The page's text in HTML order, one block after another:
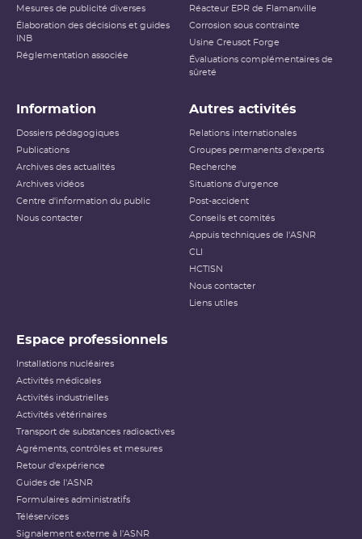
Niveau 5
Accident grave
Niveau 7 Accident majeur
L’échelle INES (International Nuclear and Radiological
au public l’importance d’un événement vis-à-vis de la
sûreté ou de la radioprotection. Cette échelle est
applicable aux événements survenant sur les
événements ayant des conséquences, potentielles ou
réelles, sur la radioprotection du public et des travailleurs.
Elle ne s’applique pas aux événements ayant un impact
habituellement utilisés pour classer les événements
reçue notamment) n’étant pas applicables dans ce
Échelle INES pour le
classement des incidents et
Mesures de publicité diverses
Élaboration des décisions et guides
INB
Réglementation associée
Réacteur EPR de Flamanville
Corrosion sous contrainte
Usine Creusot Forge
Évaluations complémentaires de
sûreté
Information
Dossiers pédagogiques
Publications
Archives des actualités
Archives vidéos
Centre d'information du public
Nous contacter
Autres activités
Relations internationales
Groupes permanents d'experts
Recherche
Situations d'urgence
Post-accident
Conseils et comités
Appuis techniques de l'ASNR
CLI
HCTISN
Nous contacter
Liens utiles
Espace professionnels
Installations nucléaires
Activités médicales
Activités industrielles
Activités vétérinaires
Transport de substances radioactives
Agréments, contrôles et mesures
Retour d'expérience
Guides de l'ASNR
Formulaires administratifs
Téléservices
Signalement externe à l'ASNR